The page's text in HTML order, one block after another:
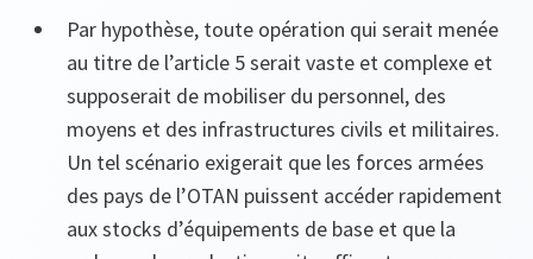
Par hypothèse, toute opération qui serait menée
au titre de l’article 5 serait vaste et complexe et
supposerait de mobiliser du personnel, des
moyens et des infrastructures civils et militaires.
Un tel scénario exigerait que les forces armées
des pays de l’OTAN puissent accéder rapidement
aux stocks d’équipements de base et que la